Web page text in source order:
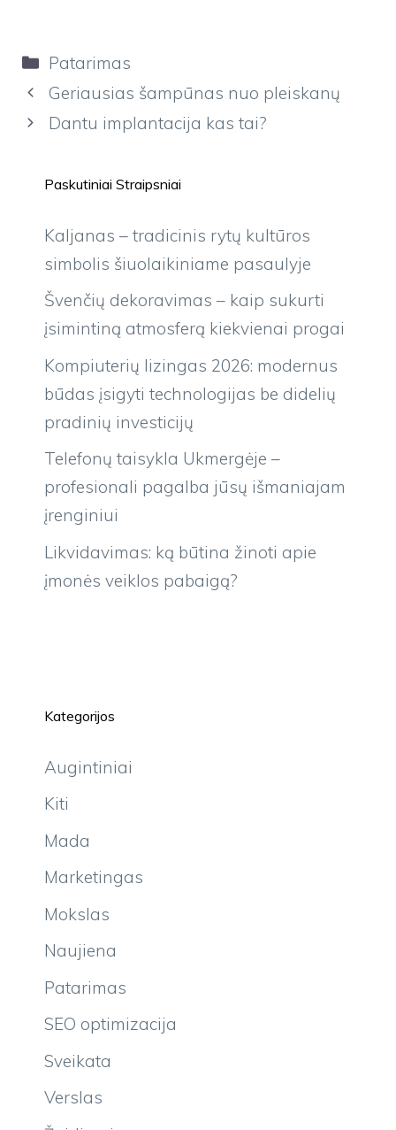
Kategorijos
Patarimas
Geriausias šampūnas nuo pleiskanų
Dantu implantacija kas tai?
Paskutiniai Straipsniai
Kaljanas – tradicinis rytų kultūros
simbolis šiuolaikiniame pasaulyje
Švenčių dekoravimas – kaip sukurti
įsimintiną atmosferą kiekvienai progai
Kompiuterių lizingas 2026: modernus
būdas įsigyti technologijas be didelių
pradinių investicijų
Telefonų taisykla Ukmergėje –
profesionali pagalba jūsų išmaniajam
įrenginiui
Likvidavimas: ką būtina žinoti apie
įmonės veiklos pabaigą?
Kategorijos
Augintiniai
Kiti
Mada
Marketingas
Mokslas
Naujiena
Patarimas
SEO optimizacija
Sveikata
Verslas